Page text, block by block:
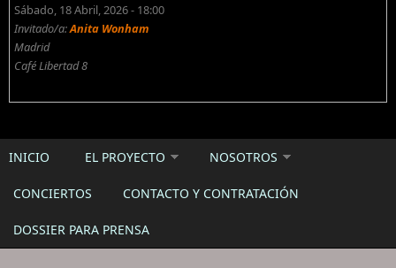
Sábado, 18 Abril, 2026 - 18:00
Invitado/a:Anita Wonham
Madrid
Café Libertad 8
INICIO EL PROYECTO NOSOTROS
CONCIERTOS CONTACTO Y CONTRATACIÓN
DOSSIER PARA PRENSA